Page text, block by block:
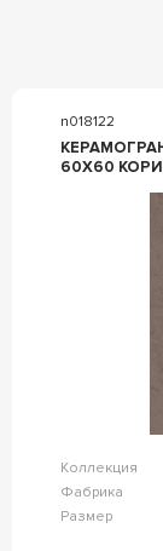
n018122
КЕРАМОГРАНИТ
60X60
Коллекция
Фабрика
Размер